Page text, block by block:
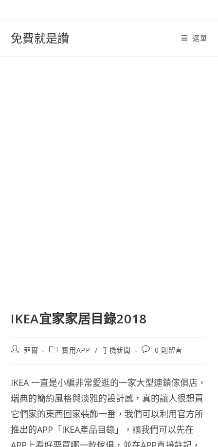
免費就是讚 選單
IKEA宜家家居目錄2018
文
菲爾
文
別:
實用APP / 手機新聞
文
論：
0 則留言
IKEA 一直是小編非常愛逛的一家大型連鎖傢俱店，
瑞典的簡約風格與淡雅的設計感，真的讓人很想買
它們家的東西回家裝飾一番，我們可以利用官方所
推出的APP「IKEA產品目錄」，讓我們可以先在